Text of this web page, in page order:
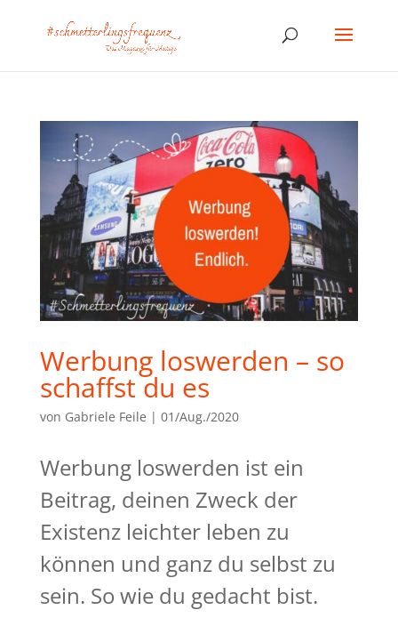
Werbung loswerden – so
schaffst du es
von Gabriele Feile | 01/Aug./2020
Werbung loswerden ist ein
Beitrag, deinen Zweck der
Existenz leichter leben zu
können und ganz du selbst zu
sein. So wie du gedacht bist.